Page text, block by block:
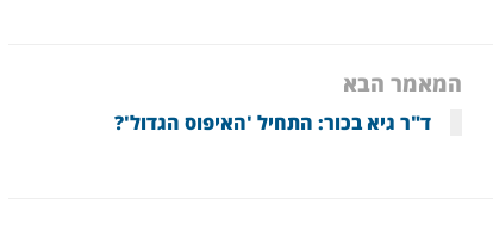
המאמר הבא
ד"ר גיא בכור: התחיל 'האיפוס הגדול'?